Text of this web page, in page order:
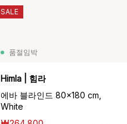
품절임박
Himla | 힘라
에바 블라인드 80x180 cm,
White
SALE